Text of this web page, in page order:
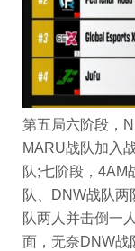
第五局六阶段，
MARU战队加入
队;七阶段，4AM
队、DNW战队
队两人并击倒一
面，无奈DNW战